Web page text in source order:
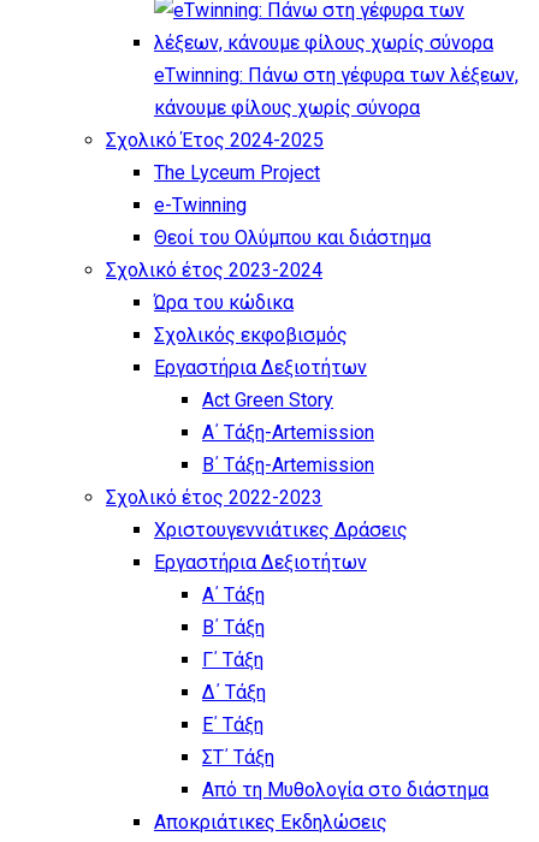
eTwinning: Πάνω στη γέφυρα των λέξεων,
κάνουμε φίλους χωρίς σύνορα
Σχολικό Έτος 2024-2025
The Lyceum Project
e-Twinning
Θεοί του Ολύμπου και διάστημα
Σχολικό έτος 2023-2024
Ώρα του κώδικα
Σχολικός εκφοβισμός
Εργαστήρια Δεξιοτήτων
Act Green Story
Α΄ Τάξη-Artemission
Β΄ Τάξη-Artemission
Σχολικό έτος 2022-2023
Χριστουγεννιάτικες Δράσεις
Εργαστήρια Δεξιοτήτων
Α΄ Τάξη
Β΄ Τάξη
Γ΄ Τάξη
Δ΄ Τάξη
Ε΄ Τάξη
ΣΤ΄ Τάξη
Από τη Μυθολογία στο διάστημα
Αποκριάτικες Εκδηλώσεις